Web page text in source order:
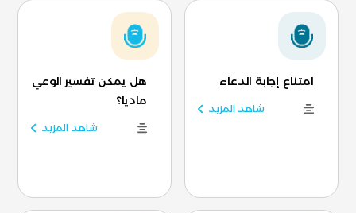
امتناع إجابة الدعاء
شاهد المزيد
هل يمكن تفسير الوعي
ماديا؟
شاهد المزيد